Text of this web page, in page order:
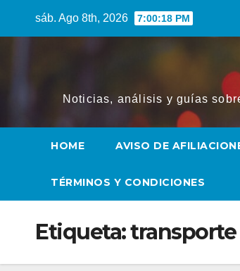
sáb. Ago 8th, 2026 7:00:19 PM
Noticias, análisis y guías
HOME AVISO DE
TÉRMINOS Y CONDICIONES
Etiqueta: